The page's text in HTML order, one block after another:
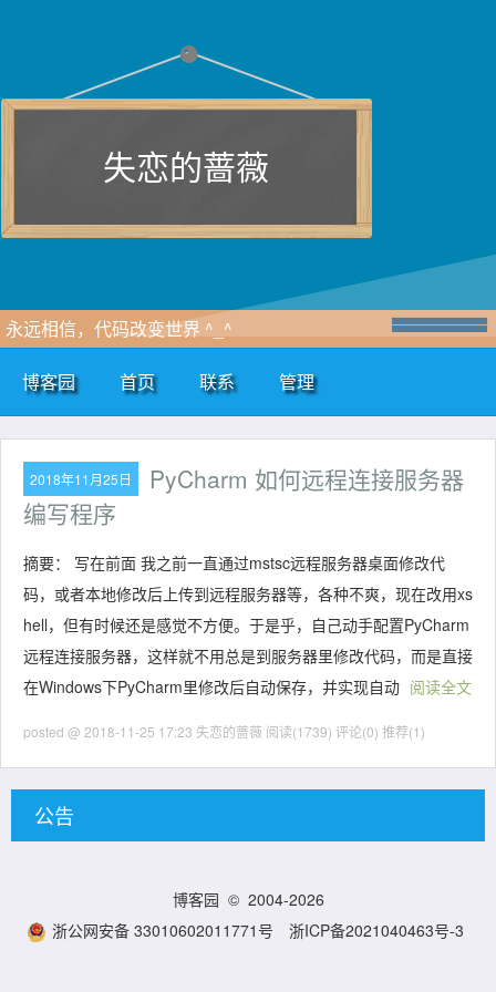
失恋的蔷薇
永远相信，代码改变世界 ^_^
博客园 首页 联系 管理
2018年11月25日
PyCharm 如何远程连接服务器
编写程序
摘要： 写在前面 我之前一直通过mstsc远程服务器桌面修改代
码，或者本地修改后上传到远程服务器等，各种不爽，现在改用xs
hell，但有时候还是感觉不方便。于是乎，自己动手配置PyCharm
远程连接服务器，这样就不用总是到服务器里修改代码，而是直接
在Windows下PyCharm里修改后自动保存，并实现自动 阅读全文
posted @ 2018-11-25 17:23 失恋的蔷薇 阅读(1739) 评论(0) 推荐(1)
公告
博客园 © 2004-2026
浙公网安备 33010602011771号
浙ICP备2021040463号-3